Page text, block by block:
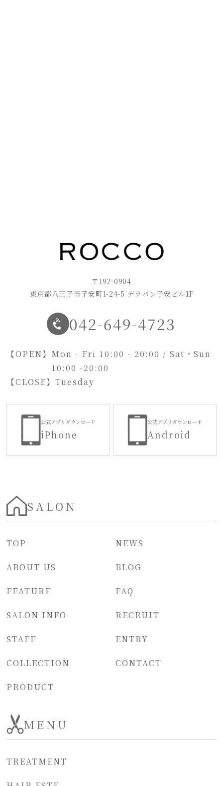
〒192-0904
東京都八王子市子安町1-24-5 デラパン子安ビル1F
042-649-4723
【OPEN】 Mon - Fri 10:00 - 20:00 / Sat・Sun
10:00 -20:00
【CLOSE】Tuesday
公式アプリダウンロード
iPhone
公式アプリダウンロード
Android
SALON
TOP
ABOUT US
FEATURE
SALON INFO
STAFF
COLLECTION
PRODUCT
NEWS
BLOG
FAQ
RECRUIT
ENTRY
CONTACT
MENU
TREATMENT